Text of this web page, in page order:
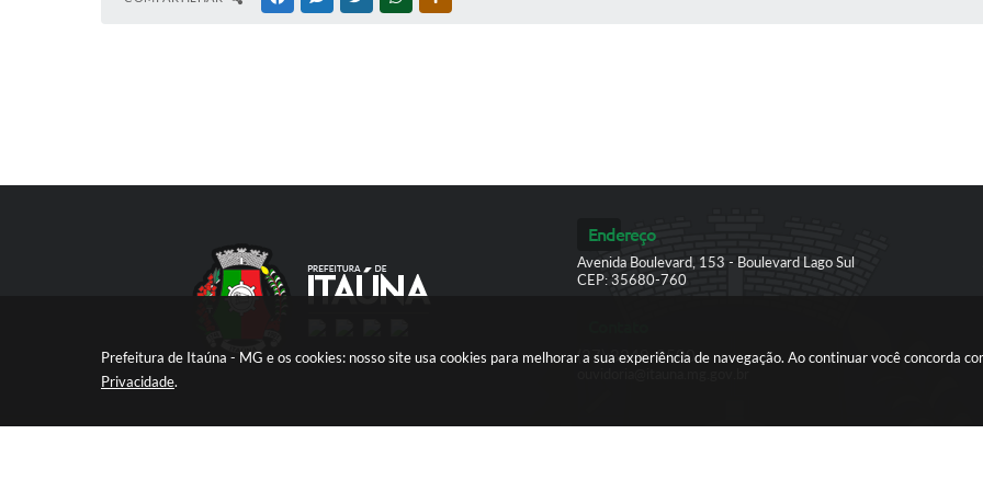
Prefeitura de Itaúna - MG e os cookies: nosso site usa cookies para melhorar a sua experiência de navegação. Ao continuar você concorda
Privacidade.
Endereço
Avenida Boulevard, 153 - Boulevard Lago Sul
CEP: 35680-760
(37) 3249-9500